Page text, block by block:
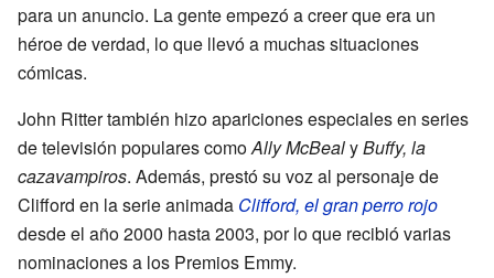
para un anuncio. La gente empezó a creer que era un
héroe de verdad, lo que llevó a muchas situaciones
cómicas.
John Ritter también hizo apariciones especiales en series
de televisión populares comoAlly McBealyBuffy, la
cazavampiros. Además, prestó su voz al personaje de
Clifford en la serie animada Clifford, el gran perro rojo
desde el año 2000 hasta 2003, por lo que recibió varias
nominaciones a los Premios Emmy.